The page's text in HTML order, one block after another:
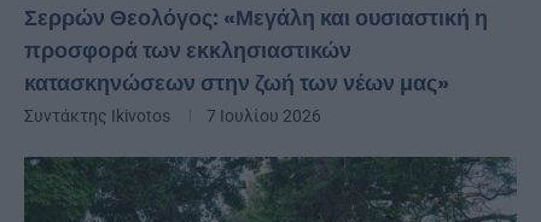
Σερρών Θεολόγος: «Μεγάλη και ουσιαστική η
προσφορά των εκκλησιαστικών
κατασκηνώσεων στην ζωή των νέων μας»
Συντάκτης Ikivotos 7 Ιουλίου 2026